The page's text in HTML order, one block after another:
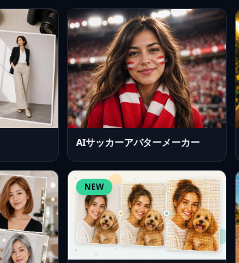
AIサッカーアバターメーカー
NEW